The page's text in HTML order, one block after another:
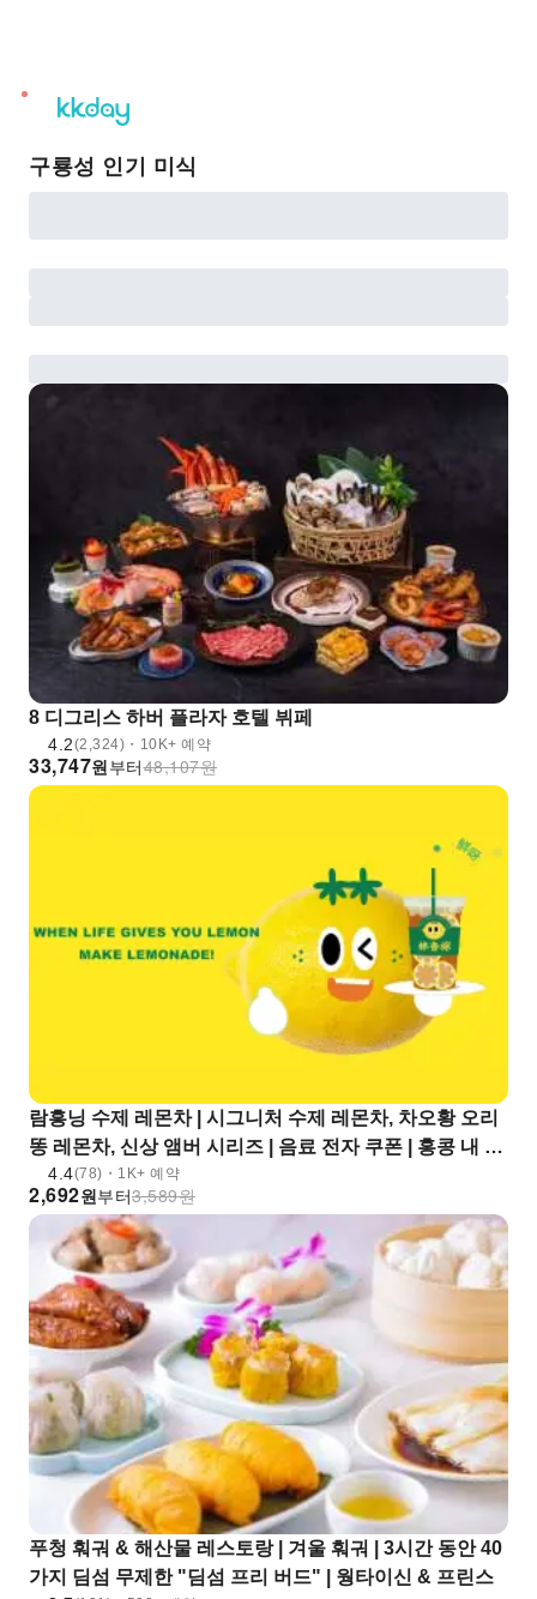
unread
notifications
구룡성 인기 미식
8 디그리스 하버 플라자 호텔 뷔페
4.2(2,324)・10K+ 예약
원
33,747 부터 원
48,107
람흥닝 수제 레몬차 | 시그니처 수제 레몬차, 차오황 오리
똥 레몬차, 신상 앰버 시리즈 | 음료 전자 쿠폰 | 홍콩 내 여
러 지점에서 사용 가능
4.4(78)・1K+ 예약
원
2,692 부터 원
3,589
푸청 훠궈 & 해산물 레스토랑 | 겨울 훠궈 | 3시간 동안 40
가지 딤섬 무제한 "딤섬 프리 버드" | 웡타이신 & 프린스